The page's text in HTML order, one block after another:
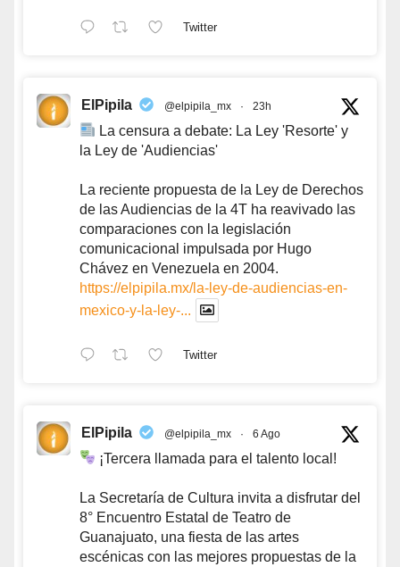
Twitter
ElPipila @elpipila_mx · 23h
La censura a debate: La Ley 'Resorte' y
la Ley de 'Audiencias'
La reciente propuesta de la Ley de Derechos
de las Audiencias de la 4T ha reavivado las
comparaciones con la legislación
comunicacional impulsada por Hugo
Chávez en Venezuela en 2004.
https://elpipila.mx/la-ley-de-audiencias-en-
mexico-y-la-ley-...
Twitter
ElPipila @elpipila_mx · 6 Ago
¡Tercera llamada para el talento local!
La Secretaría de Cultura invita a disfrutar del
8° Encuentro Estatal de Teatro de
Guanajuato, una fiesta de las artes
escénicas con las mejores propuestas de la